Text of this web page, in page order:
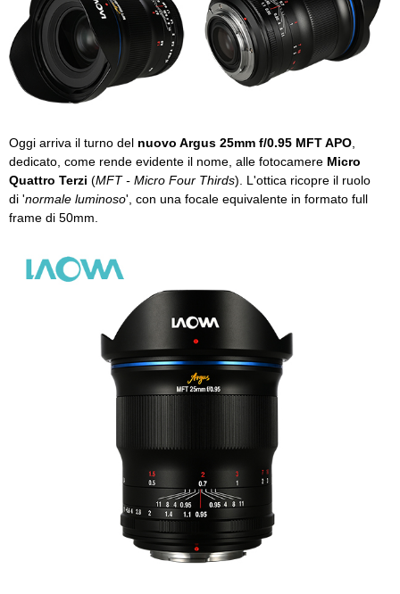
Oggi arriva il turno del nuovo Argus 25mm f/0.95 MFT APO,
dedicato, come rende evidente il nome, alle fotocamere Micro
Quattro Terzi (MFT - Micro Four Thirds). L'ottica ricopre il ruolo
di 'normale luminoso', con una focale equivalente in formato full
frame di 50mm.